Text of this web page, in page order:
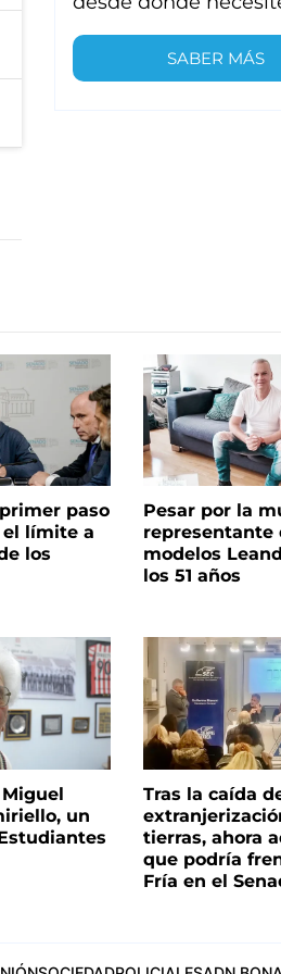
SABER MÁS
paso
límite a
los
Pesar por la
representante
modelos
los 51 años
un
Tras la caída
tierras, ahora
que podría
Fría en el